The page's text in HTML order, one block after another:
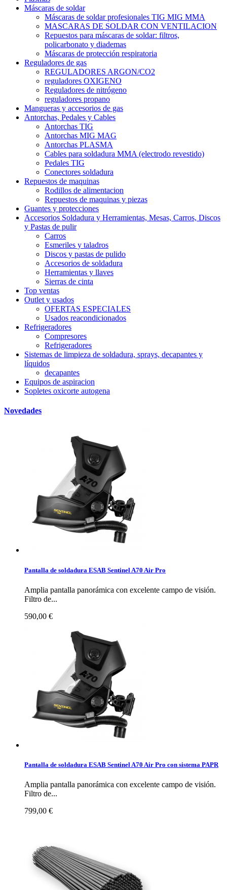
Máscaras de soldar
Máscaras de soldar profesionales TIG MIG MMA
MASCARAS DE SOLDAR CON VENTILACION
Repuestos para máscaras de soldar: filtros,
policarbonato y diademas
Máscaras de protección respiratoria
Reguladores de gas
REGULADORES ARGON/CO2
reguladores OXIGENO
Reguladores de nitrógeno
reguladores propano
Mangueras y accesorios de gas
Antorchas, Pedales y Cables
Antorchas TIG
Antorchas MIG MAG
Antorchas PLASMA
Cables para soldadura MMA (electrodo revestido)
Pedales TIG
Conectores soldadura
Repuestos de maquinas
Rodillos de alimentacion
Repuestos de maquinas y piezas
Guantes y protecciones
Accesorios Soldadura y Herramientas, Mesas, Carros, Discos
y Pastas de pulir
Carros
Esmeriles y taladros
Discos y pastas de pulido
Accesorios de soldadura
Herramientas y llaves
Sierras de cinta
Top ventas
Outlet y usados
OFERTAS ESPECIALES
Usados reacondicionados
Refrigeradores
Compresores
Refrigeradores
Sistemas de limpieza de soldadura, sprays, decapantes y
líquidos
decapantes
Equipos de aspiracion
Sopletes oxicorte autogena
Novedades
Pantalla de soldadura ESAB Sentinel A70 Air Pro
Amplia pantalla panorámica con excelente campo de visión.
Filtro de...
590,00 €
Pantalla de soldadura ESAB Sentinel A70 Air Pro con sistema PAPR
Amplia pantalla panorámica con excelente campo de visión.
Filtro de...
799,00 €